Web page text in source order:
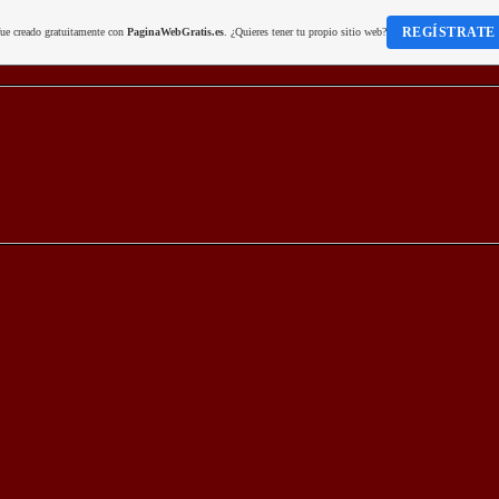
creado gratuitamente con PaginaWebGratis.es. ¿Quieres tener tu propio sitio web? REGÍSTRATE